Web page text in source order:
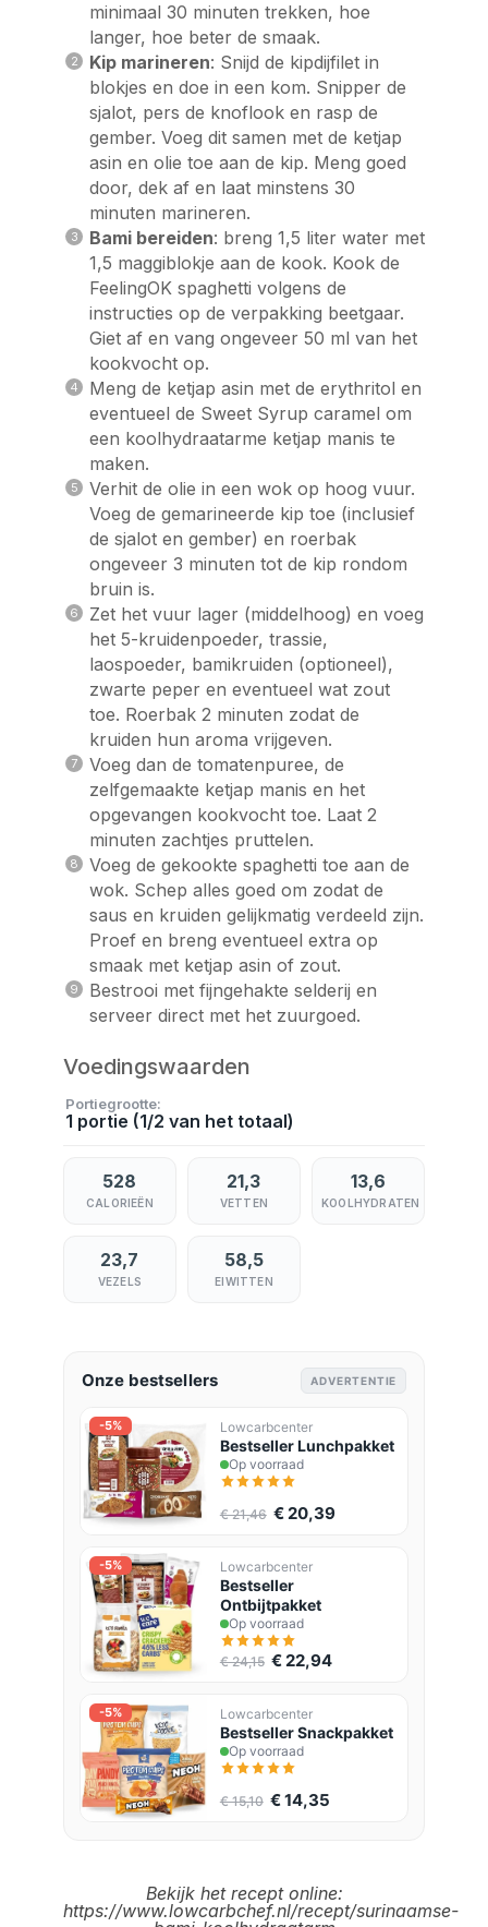
minimaal 30 minuten trekken, hoe
langer, hoe beter de smaak.
Kip marineren: Snijd de kipdijfilet in
blokjes en doe in een kom. Snipper de
sjalot, pers de knoflook en rasp de
gember. Voeg dit samen met de ketjap
asin en olie toe aan de kip. Meng goed
door, dek af en laat minstens 30
minuten marineren.
Bami bereiden: breng 1,5 liter water met
1,5 maggiblokje aan de kook. Kook de
FeelingOK spaghetti volgens de
instructies op de verpakking beetgaar.
Giet af en vang ongeveer 50 ml van het
kookvocht op.
Meng de ketjap asin met de erythritol en
eventueel de Sweet Syrup caramel om
een koolhydraatarme ketjap manis te
maken.
Verhit de olie in een wok op hoog vuur.
Voeg de gemarineerde kip toe (inclusief
de sjalot en gember) en roerbak
ongeveer 3 minuten tot de kip rondom
bruin is.
Zet het vuur lager (middelhoog) en voeg
het 5-kruidenpoeder, trassie,
laospoeder, bamikruiden (optioneel),
zwarte peper en eventueel wat zout
toe. Roerbak 2 minuten zodat de
kruiden hun aroma vrijgeven.
Voeg dan de tomatenpuree, de
zelfgemaakte ketjap manis en het
opgevangen kookvocht toe. Laat 2
minuten zachtjes pruttelen.
Voeg de gekookte spaghetti toe aan de
wok. Schep alles goed om zodat de
saus en kruiden gelijkmatig verdeeld zijn.
Proef en breng eventueel extra op
smaak met ketjap asin of zout.
Bestrooi met fijngehakte selderij en
serveer direct met het zuurgoed.
Voedingswaarden
Portiegrootte
1 portie (1/2 van het totaal)
528
CALORIEËN
21,3
VETTEN
13,6
KOOLHYDRATEN
23,7
VEZELS
58,5
EIWITTEN
Onze bestsellers ADVERTENTIE
-5% Lowcarbcenter
Bestseller Lunchpakket
Op voorraad
€ 21,46 € 20,39
-5% Lowcarbcenter
Bestseller
Ontbijtpakket
Op voorraad
€ 24,15 € 22,94
-5% Lowcarbcenter
Bestseller Snackpakket
Op voorraad
€ 15,10 € 14,35
Bekijk het recept online:
https://www.lowcarbchef.nl/recept/surinaamse-